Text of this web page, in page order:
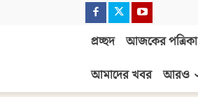
প্রচ্ছদ আজকের পত্রিকা
আমাদের খবর
আরও